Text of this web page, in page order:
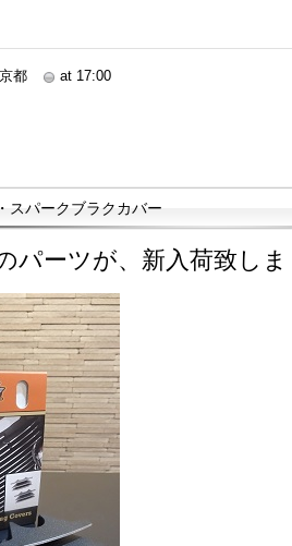
都 at 17:00
スパークブラクカバー
パーツが、新入荷致し